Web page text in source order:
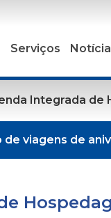
Serviços
Integrada de
viagens de